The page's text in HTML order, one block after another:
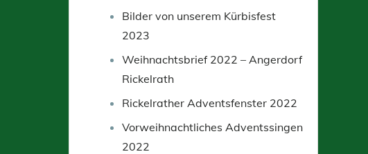
Bilder von unserem Kürbisfest
2023
Weihnachtsbrief 2022 – Angerdorf
Rickelrath
Rickelrather Adventsfenster 2022
Vorweihnachtliches Adventssingen
2022